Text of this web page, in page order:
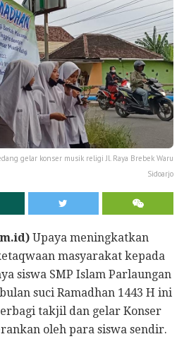
gelar konser musik religi Jl. Raya Brebek Waru
Sidoarjo
Upaya meningkatkan
masyarakat kepada
siswa SMP Islam Parlaungan
suci Ramadhan 1443 H ini
takjil dan gelar Konser
oleh para siswa sendir.